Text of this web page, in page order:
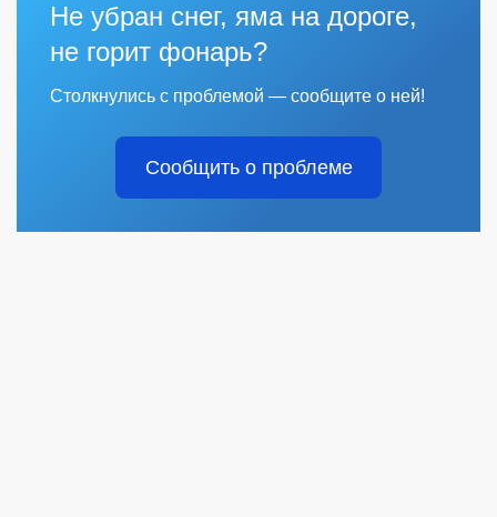
Не убран снег, яма на дороге,
не горит фонарь?
Столкнулись с проблемой — сообщите о ней!
Сообщить о проблеме